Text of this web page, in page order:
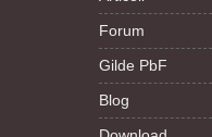
Forum
Gilde PbF
Blog